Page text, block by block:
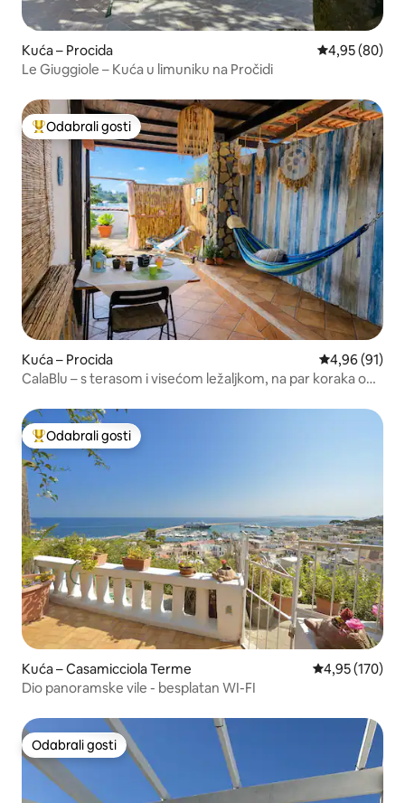
Kuća – Procida Prosječna
4,95 (80)
Le Giuggiole – Kuća u limuniku na Pročidi
Među najviše rangiranima s oznakom „Odabrali gosti”
Odabrali gosti
Kuća – Procida Prosječna
4,96 (91)
CalaBlu – s terasom i visećom ležaljkom, na par koraka od
Među najviše rangiranima s oznakom „Odabrali gosti”
Odabrali gosti
Kuća – Casamicciola Terme Prosječna
4,95 (170)
Dio panoramske vile - besplatan WI-FI
Odabrali gosti
Odabrali gosti